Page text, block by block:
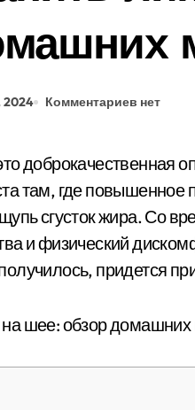
2024 Комментариев нет
там, где повышенное
сгусток жира. Со
и физический
придется